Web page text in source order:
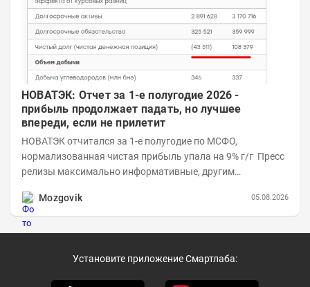
НОВАТЭК: Отчет за 1-е полугодие 2026 -
прибыль продолжает падать, но лучшее
впереди, если не прилетит
НОВАТЭК отчитался за 1-е полугодие по МСФО,
нормализованная чистая прибыль упала на 9% г/г Пресс
релизы максимально информативные, другим
Mozgovik
05.08.2026
Установите приложение Смартлаба: